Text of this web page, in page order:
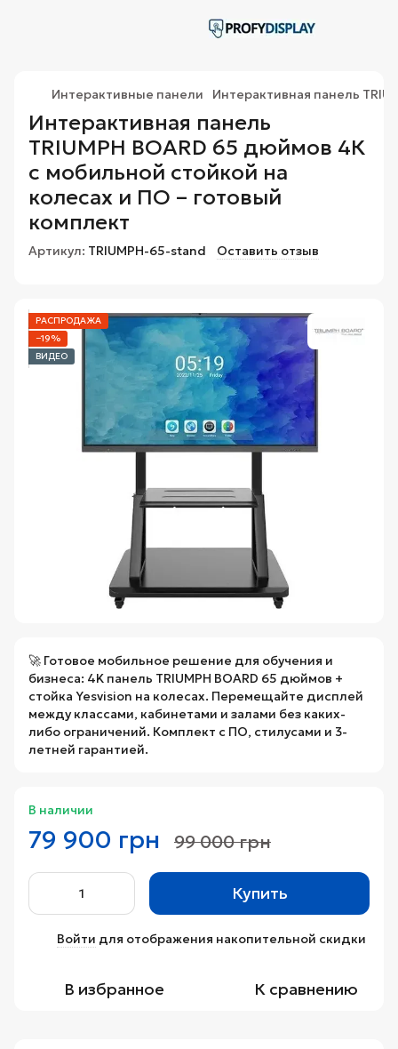
Интерактивные панели Интерактивная панель
Интерактивная панель
TRIUMPH BOARD 65 дюймов 4К
с мобильной стойкой на
колесах и ПО – готовый
комплект
Артикул: TRIUMPH-65-stand Оставить отзыв
РАСПРОДАЖА
−19%
ВИДЕО
🚀 Готовое мобильное решение для обучения и
бизнеса: 4K панель TRIUMPH BOARD 65 дюймов +
стойка Yesvision на колесах. Перемещайте дисплей
между классами, кабинетами и залами без каких-
либо ограничений. Комплект с ПО, стилусами и 3-
летней гарантией.
В наличии
79 900 грн 99 000 грн
Купить
Войти для отображения накопительной скидки
В избранное К сравнению